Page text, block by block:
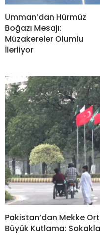
Umman’dan Hürmüz
Boğazı Mesajı:
Müzakereler Olumlu
İlerliyor
Pakistan’dan Mekke
Büyük Kutlama: